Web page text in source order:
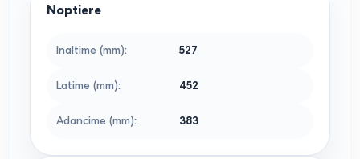
Noptiere
Inaltime (mm): 527
Latime (mm): 452
Adancime (mm): 383